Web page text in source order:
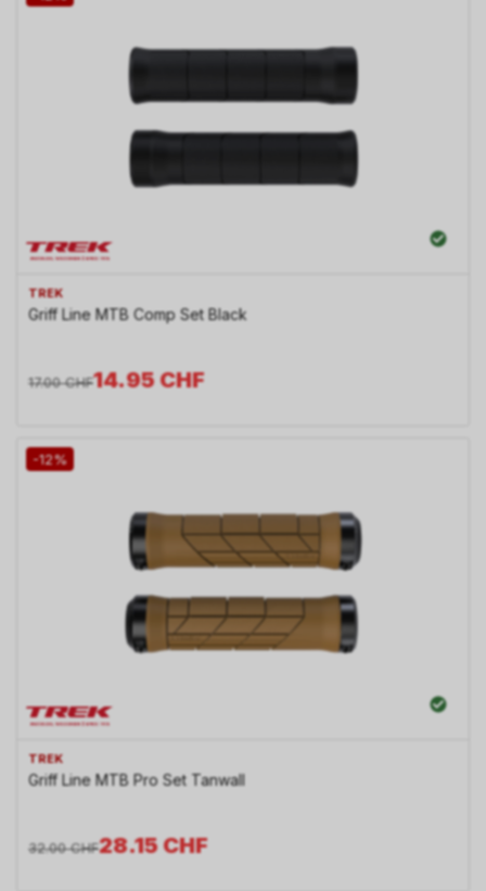
TREK
Griff Line MTB Comp Set Black
14.95CHF
17.00 CHF
-12%
TREK
Griff Line MTB Pro Set Tanwall
28.15CHF
32.00 CHF